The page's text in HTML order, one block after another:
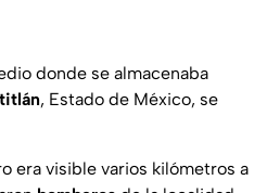
donde se almacenaba
, Estado de México, se
era visible varios kilómetros a